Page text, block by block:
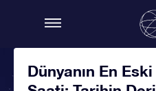
Dünyanın En